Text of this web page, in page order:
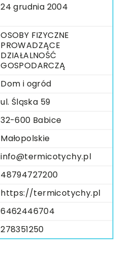
24 grudnia 2004
OSOBY FIZYCZNE
PROWADZĄCE
DZIAŁALNOŚĆ
GOSPODARCZĄ
Dom i ogród
ul. Śląska 59
32-600 Babice
Małopolskie
info@termicotychy.pl
48794727200
https://termicotychy.pl
6462446704
278351250